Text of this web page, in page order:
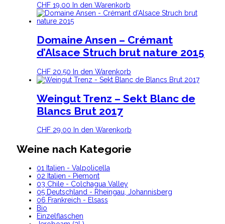
CHF 19.00 In den Warenkorb
Domaine Ansen – Crémant
d’Alsace Struch brut nature 2015
CHF 20.50 In den Warenkorb
Weingut Trenz – Sekt Blanc de
Blancs Brut 2017
CHF 29.00 In den Warenkorb
Weine nach Kategorie
01 Italien - Valpolicella
02 Italien - Piemont
03 Chile - Colchagua Valley
05 Deutschland - Rheingau, Johannisberg
06 Frankreich - Elsass
Bio
Einzelflaschen